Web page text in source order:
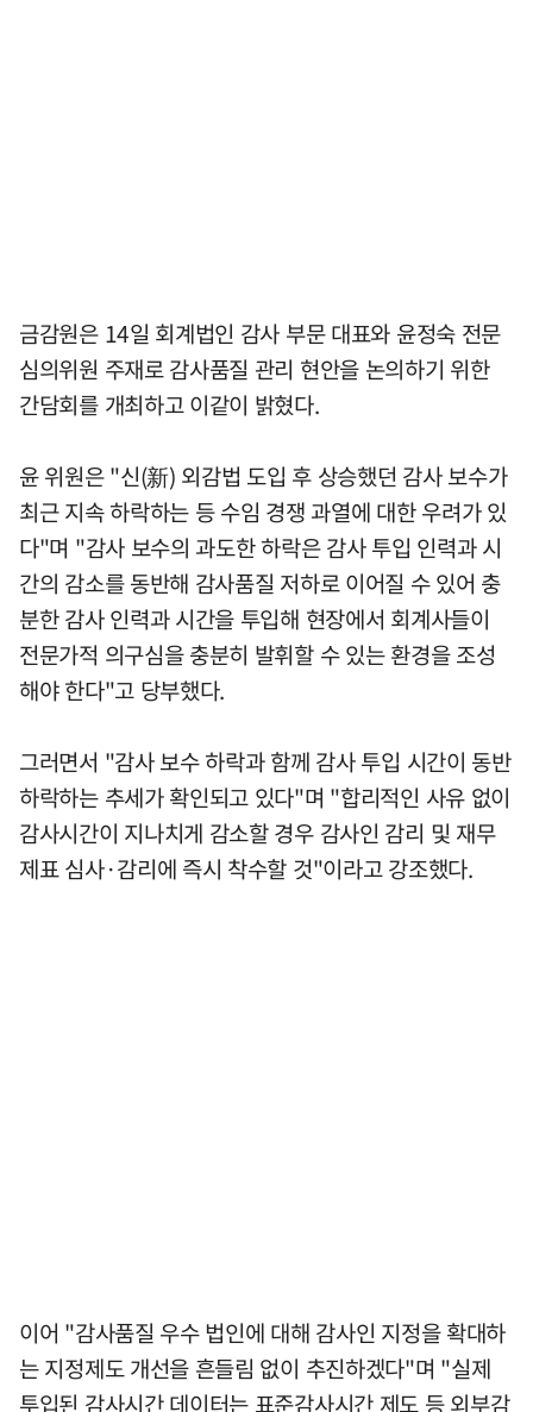
금감원은 14일 회계법인 감사 부문 대표와 윤정숙 전문
심의위원 주재로 감사품질 관리 현안을 논의하기 위한
간담회를 개최하고 이같이 밝혔다.
윤 위원은 "신(新) 외감법 도입 후 상승했던 감사 보수가
최근 지속 하락하는 등 수임 경쟁 과열에 대한 우려가 있
다"며 "감사 보수의 과도한 하락은 감사 투입 인력과 시
간의 감소를 동반해 감사품질 저하로 이어질 수 있어 충
분한 감사 인력과 시간을 투입해 현장에서 회계사들이
전문가적 의구심을 충분히 발휘할 수 있는 환경을 조성
해야 한다"고 당부했다.
그러면서 "감사 보수 하락과 함께 감사 투입 시간이 동반
하락하는 추세가 확인되고 있다"며 "합리적인 사유 없이
감사시간이 지나치게 감소할 경우 감사인 감리 및 재무
제표 심사·감리에 즉시 착수할 것"이라고 강조했다.
이어 "감사품질 우수 법인에 대해 감사인 지정을 확대하
는 지정제도 개선을 흔들림 없이 추진하겠다"며 "실제
투입된 감사시간 데이터는 표준감사시간 제도 등 외부감